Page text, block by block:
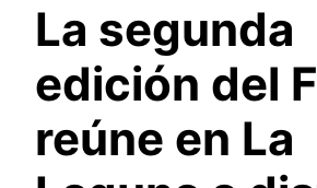
La segunda
edición del
reúne en La